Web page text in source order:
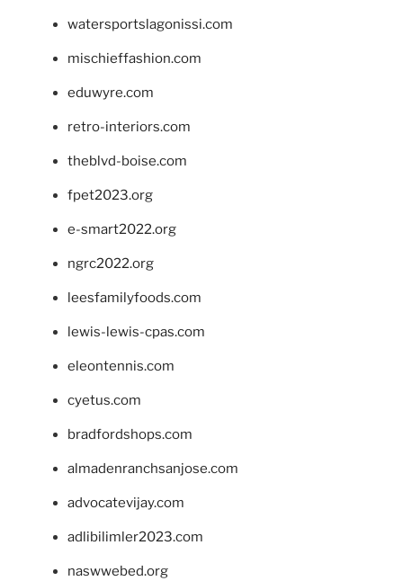
watersportslagonissi.com
mischieffashion.com
eduwyre.com
retro-interiors.com
theblvd-boise.com
fpet2023.org
e-smart2022.org
ngrc2022.org
leesfamilyfoods.com
lewis-lewis-cpas.com
eleontennis.com
cyetus.com
bradfordshops.com
almadenranchsanjose.com
advocatevijay.com
adlibilimler2023.com
naswwebed.org